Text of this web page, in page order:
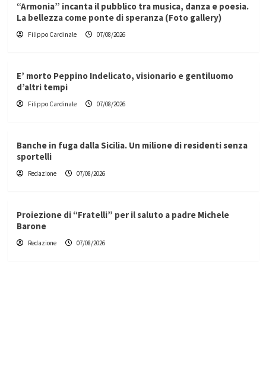
“Armonia” incanta il pubblico tra musica, danza e poesia.
La bellezza come ponte di speranza (Foto gallery)
Filippo Cardinale 07/08/2026
E’ morto Peppino Indelicato, visionario e gentiluomo
d’altri tempi
Filippo Cardinale 07/08/2026
Banche in fuga dalla Sicilia. Un milione di residenti senza
sportelli
Redazione 07/08/2026
Proiezione di “Fratelli” per il saluto a padre Michele
Barone
Redazione 07/08/2026